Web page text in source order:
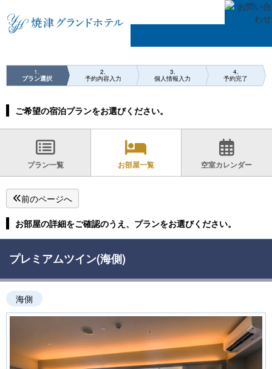
1
プラン選択
2
予約内容入力
3
個人情報入力
4
予約完了
ご希望の宿泊プランをお選びください。
プラン一覧 お部屋一覧 空室カレンダー
前のページへ
お部屋の詳細をご確認のうえ、プランをお選びください。
プレミアムツイン(海側)
海側